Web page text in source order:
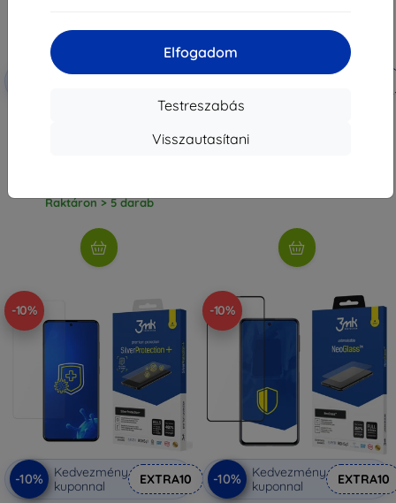
Elfogadom
Testreszabás
Visszautasítani
Kedvezmény
3MK Foil ARC+ Full Screen
Raktáron > 5 darab
Kedvezmény
Beline Case Candy Samsung A51
-10%
-10%
Kedvezmény
kuponnal
EXTRA10
-10%
-10%
Kedvezmény
kuponnal
EXTRA10